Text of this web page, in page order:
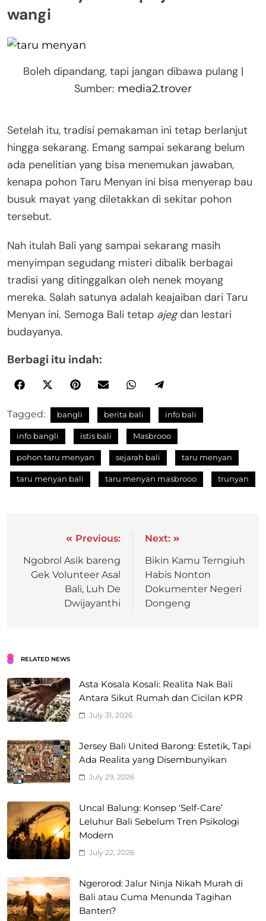
wangi
Boleh dipandang, tapi jangan dibawa pulang |
Sumber: media2.trover
Setelah itu, tradisi pemakaman ini tetap berlanjut
hingga sekarang. Emang sampai sekarang belum
ada penelitian yang bisa menemukan jawaban,
kenapa pohon Taru Menyan ini bisa menyerap bau
busuk mayat yang diletakkan di sekitar pohon
tersebut.
Nah itulah Bali yang sampai sekarang masih
menyimpan segudang misteri dibalik berbagai
tradisi yang ditinggalkan oleh nenek moyang
mereka. Salah satunya adalah keajaiban dari Taru
Menyan ini. Semoga Bali tetap ajegdan lestari
budayanya.
Berbagi itu indah:
Tagged: bangli berita bali info bali
info bangli istis bali Masbrooo
pohon taru menyan sejarah bali taru menyan
taru menyan bali taru menyan masbrooo trunyan
Previous:
Ngobrol Asik bareng
Gek Volunteer Asal
Bali, Luh De
Dwijayanthi
Next:
Bikin Kamu Terngiuh
Habis Nonton
Dokumenter Negeri
Dongeng
RELATED NEWS
Asta Kosala Kosali: Realita Nak Bali
Antara Sikut Rumah dan Cicilan KPR
July 31, 2026
Jersey Bali United Barong: Estetik, Tapi
Ada Realita yang Disembunyikan
July 29, 2026
Uncal Balung: Konsep ‘Self-Care’
Leluhur Bali Sebelum Tren Psikologi
Modern
July 22, 2026
Ngerorod: Jalur Ninja Nikah Murah di
Bali atau Cuma Menunda Tagihan
Banten?